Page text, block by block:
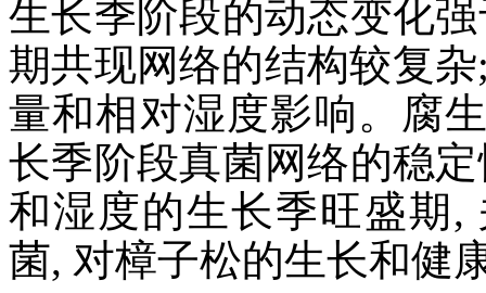
生长季阶段的动态变化
期共现网络的结构较复
量和相对湿度影响。腐
长季阶段真菌网络的稳
和湿度的生长季旺盛期,
菌, 对樟子松的生长和健